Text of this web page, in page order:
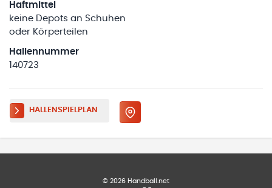
Haftmittel
keine Depots an Schuhen
oder Körperteilen
Hallennummer
140723
HALLENSPIELPLAN
© 2026 Handball.net